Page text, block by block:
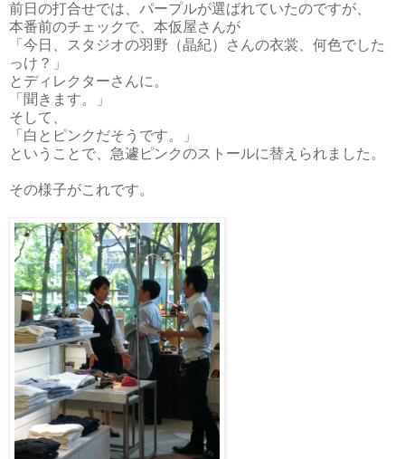
前日の打合せでは、パープルが選ばれていたのですが、
本番前のチェックで、本仮屋さんが
「今日、スタジオの羽野（晶紀）さんの衣裳、何色でした
っけ？」
とディレクターさんに。
「聞きます。」
そして、
「白とピンクだそうです。」
ということで、急遽ピンクのストールに替えられました。
その様子がこれです。